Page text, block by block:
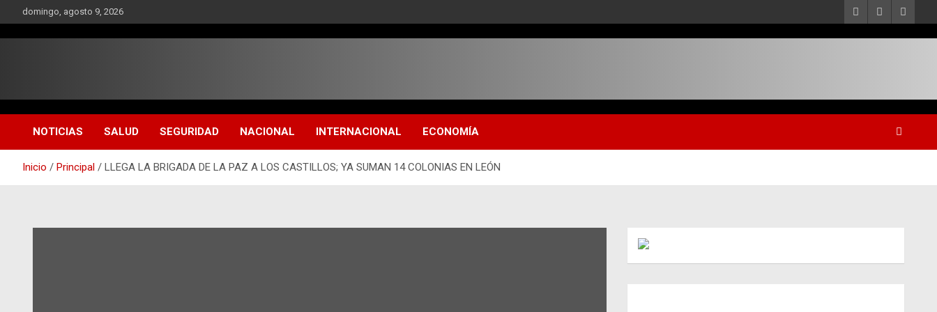
al
contenido
domingo, agosto 9, 2026
NOTICIAS SALUD SEGURIDAD NACIONAL INTERNACIONAL ECONOMÍA
Inicio Principal LLEGA LA BRIGADA DE LA PAZ A LOS CASTILLOS; YA SUMAN 14 COLONIAS EN LEÓN